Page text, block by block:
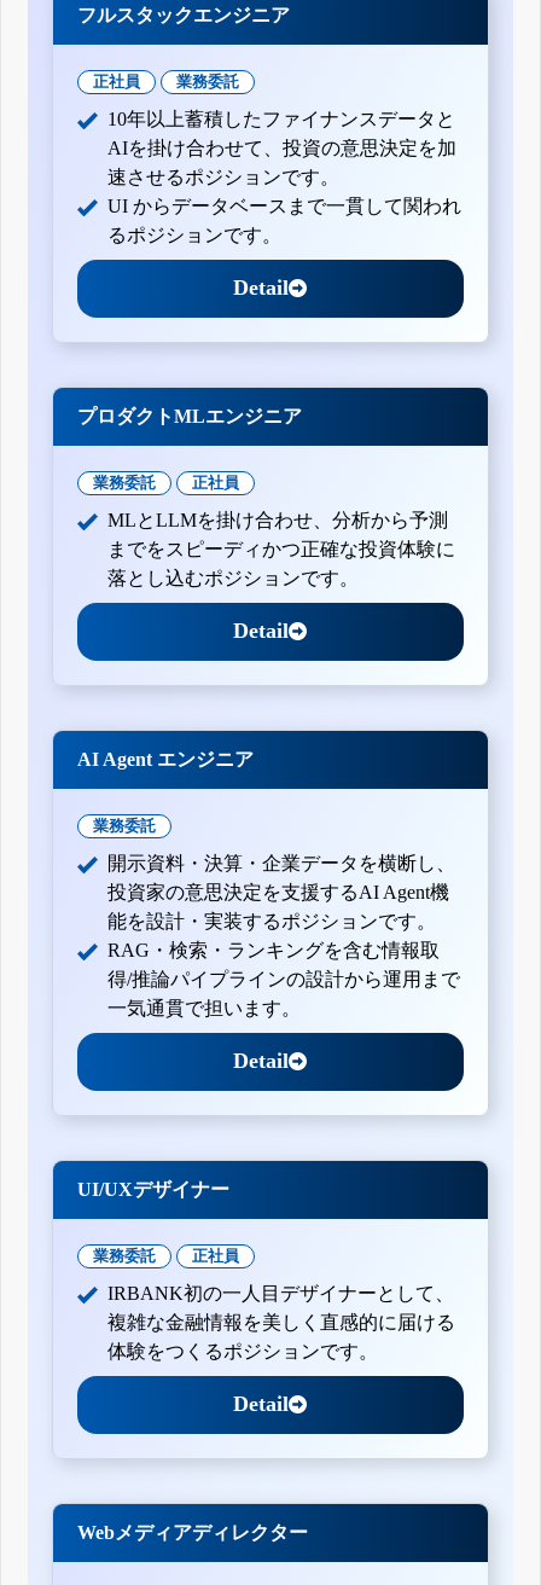
フルスタックエンジニア
正社員 業務委託
10年以上蓄積したファイナンスデータと
AIを掛け合わせて、投資の意思決定を加
速させるポジションです。
UI からデータベースまで一貫して関われ
るポジションです。
Detail
プロダクトMLエンジニア
業務委託 正社員
MLとLLMを掛け合わせ、分析から予測
までをスピーディかつ正確な投資体験に
落とし込むポジションです。
Detail
AI Agent エンジニア
業務委託
開示資料・決算・企業データを横断し、
投資家の意思決定を支援するAI Agent機
能を設計・実装するポジションです。
RAG・検索・ランキングを含む情報取
得/推論パイプラインの設計から運用まで
一気通貫で担います。
Detail
UI/UXデザイナー
業務委託 正社員
IRBANK初の一人目デザイナーとして、
複雑な金融情報を美しく直感的に届ける
体験をつくるポジションです。
Detail
Webメディアディレクター